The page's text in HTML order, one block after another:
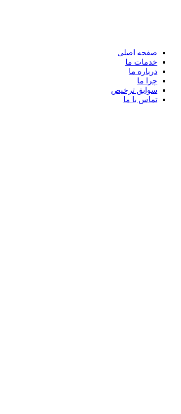
صفحه اصلی
خدمات ما
درباره ما
چرا ما
سوابق ترخیص
تماس با ما